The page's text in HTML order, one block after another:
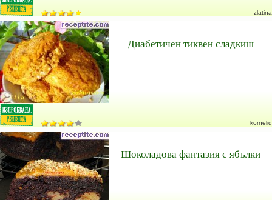
zlatina
Диабетичен тиквен сладкиш
korneliq
Шоколадова фантазия с ябълки